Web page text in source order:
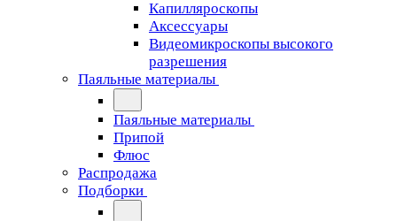
Капилляроскопы
Аксессуары
Видеомикроскопы высокого
разрешения
Паяльные материалы
Паяльные материалы
Припой
Флюс
Распродажа
Подборки